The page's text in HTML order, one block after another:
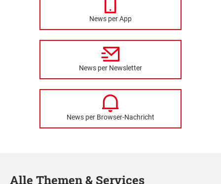
News per App
News per Newsletter
News per Browser-Nachricht
Alle Themen & Services